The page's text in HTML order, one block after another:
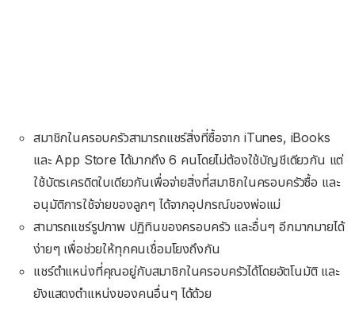
สมาชิกในครอบครัวสามารถแชร์สิ่งที่ซื้อจาก iTunes, iBooks
และ App Store ได้มากถึง 6 คนโดยไม่ต้องใช้บัญชีเดียวกัน แต่
ใช้บัตรเครดิตใบเดียวกันเพื่อจ่ายสิ่งที่สมาชิกในครอบครัวซื้อ และ
อนุมัติการใช้จ่ายของลูกๆ ได้จากอุปกรณ์ของพ่อแม่
สามารถแชร์รูปภาพ ปฏิทินของครอบครัว และอื่นๆ อีกมากมายได้
ง่ายๆ เพื่อช่วยให้ทุกคนเชื่อมโยงถึงกัน
แชร์ตำแหน่งที่คุณอยู่กับสมาชิกในครอบครัวได้โดยอัตโนมัติ และ
ยังแสดงตำแหน่งของคนอื่นๆ ได้ด้วย